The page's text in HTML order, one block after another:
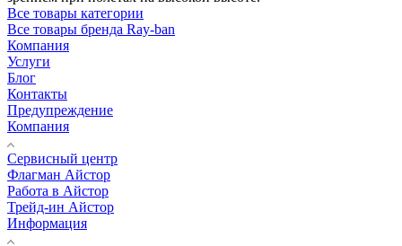
Все товары категории
Все товары бренда Ray-ban
Компания
Услуги
Блог
Контакты
Предупреждение
Компания
Сервисный центр
Флагман Айстор
Работа в Айстор
Трейд-ин Айстор
Информация